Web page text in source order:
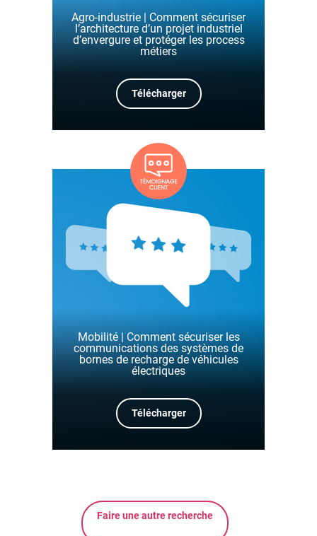
Agro-industrie | Comment sécuriser
l’architecture d’un projet industriel
d’envergure et protéger les process
métiers
Télécharger
Mobilité | Comment sécuriser les
communications des systèmes de
bornes de recharge de véhicules
électriques
Télécharger
Faire une autre recherche